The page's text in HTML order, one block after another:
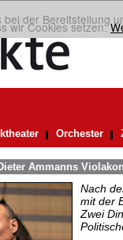
bei der Bereitstellung
wir Cookies setzen.
Orchester
Ammanns
Nach
mit der
Zwei